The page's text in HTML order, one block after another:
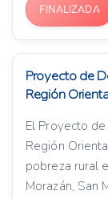
FINALIZADA
Proyecto de
Región
El Proyecto
Región
pobreza rural
Morazán, San